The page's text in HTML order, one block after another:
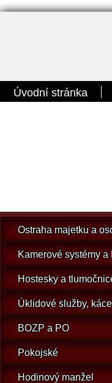
Úvodní stránka
Ostraha majetku a
Kamerové systémy a
Hostesky a
Úklidové služby,
BOZP a PO
Pokojské
Hodinový manžel